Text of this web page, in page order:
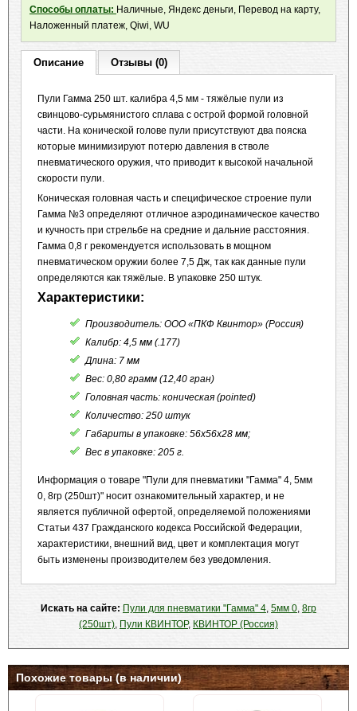
Способы оплаты: Наличные, Яндекс деньги, Перевод на карту,
Наложенный платеж, Qiwi, WU
Описание Отзывы (0)
Пули Гамма 250 шт. калибра 4,5 мм - тяжёлые пули из
свинцово-сурьмянистого сплава с острой формой головной
части. На конической голове пули присутствуют два пояска
которые минимизируют потерю давления в стволе
пневматического оружия, что приводит к высокой начальной
скорости пули.
Коническая головная часть и специфическое строение пули
Гамма №3 определяют отличное аэродинамическое качество
и кучность при стрельбе на средние и дальние расстояния.
Гамма 0,8 г рекомендуется использовать в мощном
пневматическом оружии более 7,5 Дж, так как данные пули
определяются как тяжёлые. В упаковке 250 штук.
Характеристики:
Производитель: ООО «ПКФ Квинтор» (Россия)
Калибр: 4,5 мм (.177)
Длина: 7 мм
Вес: 0,80 грамм (12,40 гран)
Головная часть: коническая (pointed)
Количество: 250 штук
Габариты в упаковке: 56x56x28 мм;
Вес в упаковке: 205 г.
Информация о товаре "Пули для пневматики "Гамма" 4, 5мм
0, 8гр (250шт)" носит ознакомительный характер, и не
является публичной офертой, определяемой положениями
Статьи 437 Гражданского кодекса Российской Федерации,
характеристики, внешний вид, цвет и комплектация могут
быть изменены производителем без уведомления.
Искать на сайте: Пули для пневматики "Гамма" 4, 5мм 0, 8гр
(250шт), Пули КВИНТОР, КВИНТОР (Россия)
Похожие товары (в наличии)